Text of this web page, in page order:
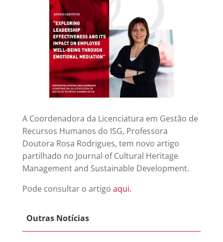
A Coordenadora da Licenciatura em Gestão de
Recursos Humanos do ISG, Professora
Doutora Rosa Rodrigues, tem novo artigo
partilhado no Journal of Cultural Heritage
Management and Sustainable Development.
Pode consultar o artigo aqui.
Outras Notícias